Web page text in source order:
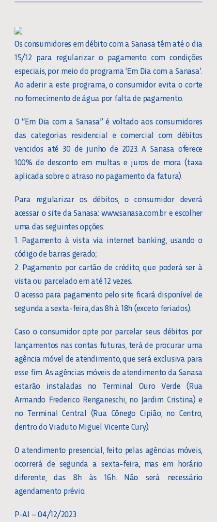
Os consumidores em débito com a Sanasa têm até o dia
15/12 para regularizar o pagamento com condições
especiais, por meio do programa ‘Em Dia com a Sanasa’.
Ao aderir a este programa, o consumidor evita o corte
no fornecimento de água por falta de pagamento.
O “Em Dia com a Sanasa” é voltado aos consumidores
das categorias residencial e comercial com débitos
vencidos até 30 de junho de 2023. A Sanasa oferece
100% de desconto em multas e juros de mora (taxa
aplicada sobre o atraso no pagamento da fatura).
Para regularizar os débitos, o consumidor deverá
acessar o site da Sanasa: www.sanasa.com.br e escolher
uma das seguintes opções:
1. Pagamento à vista via internet banking, usando o
código de barras gerado;
2. Pagamento por cartão de crédito, que poderá ser à
vista ou parcelado em até 12 vezes.
O acesso para pagamento pelo site ficará disponível de
segunda a sexta-feira, das 8h à 18h (exceto feriados).
Caso o consumidor opte por parcelar seus débitos por
lançamentos nas contas futuras, terá de procurar uma
agência móvel de atendimento, que será exclusiva para
esse fim. As agências móveis de atendimento da Sanasa
estarão instaladas no Terminal Ouro Verde (Rua
Armando Frederico Renganeschi, no Jardim Cristina) e
no Terminal Central (Rua Cônego Cipião, no Centro,
dentro do Viaduto Miguel Vicente Cury).
O atendimento presencial, feito pelas agências móveis,
ocorrerá de segunda a sexta-feira, mas em horário
diferente, das 8h às 16h. Não será necessário
agendamento prévio.
P-AI – 04/12/2023